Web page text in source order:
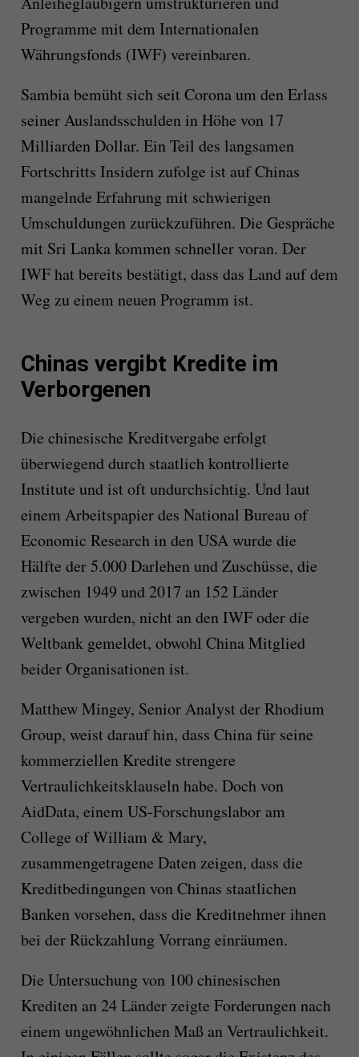
Programme mit dem Internationalen
Währungsfonds (IWF) vereinbaren.
Sambia bemüht sich seit Corona um den Erlass
seiner Auslandsschulden in Höhe von 17
Milliarden Dollar. Ein Teil des langsamen
Fortschritts Insidern zufolge ist auf Chinas
mangelnde Erfahrung mit schwierigen
Umschuldungen zurückzuführen. Die Gespräche
mit Sri Lanka kommen schneller voran. Der
IWF hat bereits bestätigt, dass das Land auf dem
Weg zu einem neuen Programm ist.
Chinas vergibt Kredite im
Verborgenen
Die chinesische Kreditvergabe erfolgt
überwiegend durch staatlich kontrollierte
Institute und ist oft undurchsichtig. Und laut
einem Arbeitspapier des National Bureau of
Economic Research in den USA wurde die
Hälfte der 5.000 Darlehen und Zuschüsse, die
zwischen 1949 und 2017 an 152 Länder
vergeben wurden, nicht an den IWF oder die
Weltbank gemeldet, obwohl China Mitglied
beider Organisationen ist.
Matthew Mingey, Senior Analyst der Rhodium
Group, weist darauf hin, dass China für seine
kommerziellen Kredite strengere
Vertraulichkeitsklauseln habe. Doch von
AidData, einem US-Forschungslabor am
College of William & Mary,
zusammengetragene Daten zeigen, dass die
Kreditbedingungen von Chinas staatlichen
Banken vorsehen, dass die Kreditnehmer ihnen
bei der Rückzahlung Vorrang einräumen.
Die Untersuchung von 100 chinesischen
Krediten an 24 Länder zeigte Forderungen nach
einem ungewöhnlichen Maß an Vertraulichkeit.